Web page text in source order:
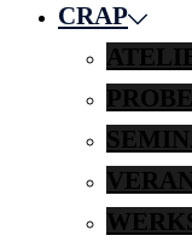
CRAP